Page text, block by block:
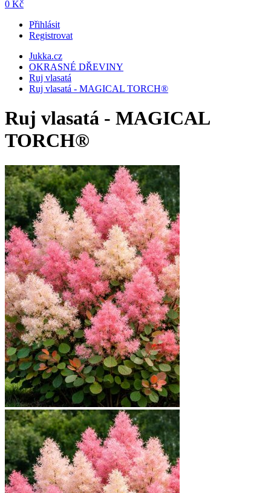
0 Kč
Přihlásit
Registrovat
Jukka.cz
OKRASNÉ DŘEVINY
Ruj vlasatá
Ruj vlasatá - MAGICAL TORCH®
Ruj vlasatá - MAGICAL
TORCH®